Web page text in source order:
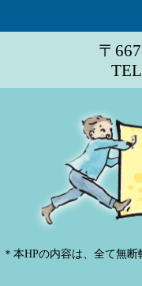
〒
＊本HPの内容は、全て無